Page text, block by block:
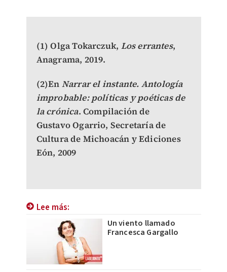
(1) Olga Tokarczuk, Los errantes,
Anagrama, 2019.
(2)En Narrar el instante. Antología
improbable: políticas y poéticas de
la crónica. Compilación de
Gustavo Ogarrio, Secretaría de
Cultura de Michoacán y Ediciones
Eón, 2009
Lee más:
Un viento llamado
Francesca Gargallo